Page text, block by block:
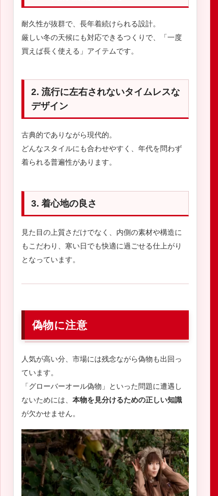
耐久性が抜群で、長年着続けられる設計。
厳しい冬の天候にも対応できるつくりで、「一度
買えば長く使える」アイテムです。
2. 流行に左右されないタイムレスな
デザイン
古典的でありながら現代的。
どんなスタイルにも合わせやすく、年代を問わず
着られる普遍性があります。
3. 着心地の良さ
見た目の上質さだけでなく、内側の素材や構造に
もこだわり、寒い日でも快適に過ごせる仕上がり
となっています。
偽物に注意
人気が高い分、市場には残念ながら偽物も出回っ
ています。
「グローバーオール偽物」といった問題に遭遇し
ないためには、 本物を見分けるための正しい知識
が欠かせません。